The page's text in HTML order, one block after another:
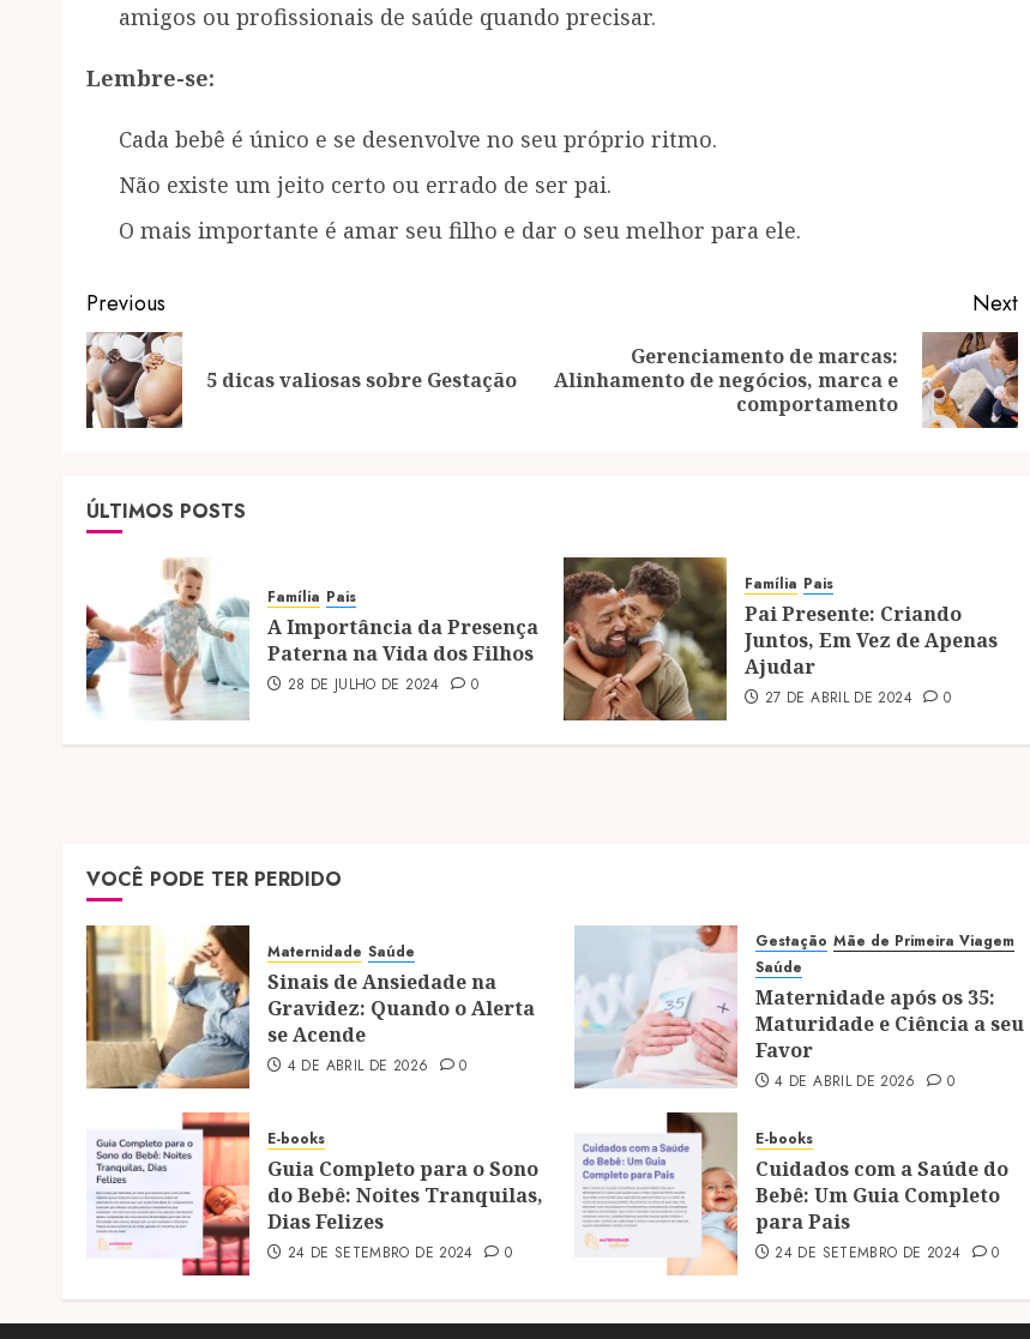
amigos ou profissionais de saúde quando precisar.
Lembre-se:
Cada bebê é único e se desenvolve no seu próprio ritmo.
Não existe um jeito certo ou errado de ser pai.
O mais importante é amar seu filho e dar o seu melhor para ele.
Post
navigation
Previous
Previous
5 dicas valiosas sobre Gestação
Next
Next
Gerenciamento de marcas:
Alinhamento de negócios, marca e
comportamento
ÚLTIMOS POSTS
Família Pais
A Importância da Presença
Paterna na Vida dos Filhos
28 DE JULHO DE 2024 0
Família Pais
Pai Presente: Criando
Juntos, Em Vez de Apenas
Ajudar
27 DE ABRIL DE 2024 0
VOCÊ PODE TER PERDIDO
Maternidade Saúde
Sinais de Ansiedade na
Gravidez: Quando o Alerta
se Acende
4 DE ABRIL DE 2026 0
Gestação Mãe de Primeira Viagem
Saúde
Maternidade após os 35:
Maturidade e Ciência a seu
Favor
4 DE ABRIL DE 2026 0
E-books
Guia Completo para o Sono
do Bebê: Noites Tranquilas,
Dias Felizes
24 DE SETEMBRO DE 2024 0
E-books
Cuidados com a Saúde do
Bebê: Um Guia Completo
para Pais
24 DE SETEMBRO DE 2024 0